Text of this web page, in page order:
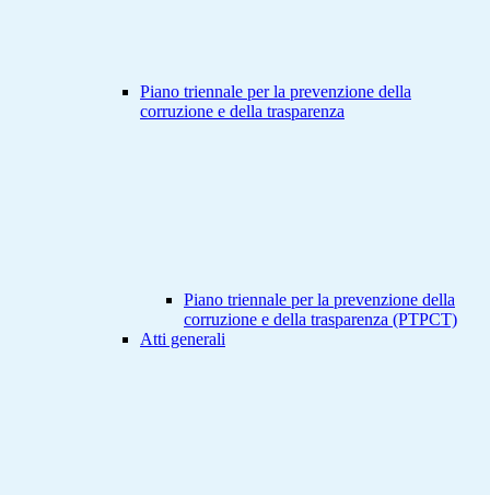
Piano triennale per la prevenzione della
corruzione e della trasparenza
Piano triennale per la prevenzione della
corruzione e della trasparenza (PTPCT)
Atti generali